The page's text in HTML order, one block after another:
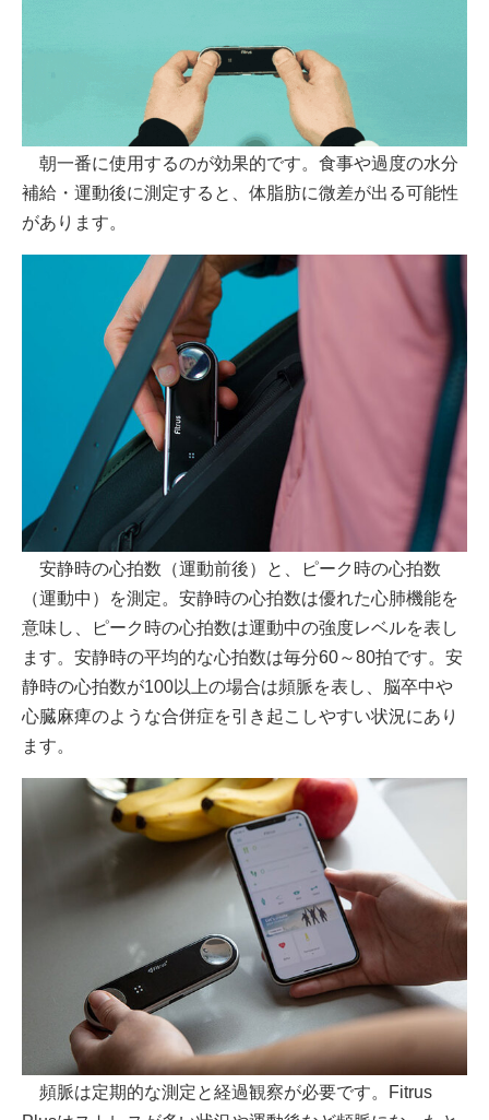
朝一番に使用するのが効果的です。食事や過度の水分
補給・運動後に測定すると、体脂肪に微差が出る可能性
があります。
安静時の心拍数（運動前後）と、ピーク時の心拍数
（運動中）を測定。安静時の心拍数は優れた心肺機能を
意味し、ピーク時の心拍数は運動中の強度レベルを表し
ます。安静時の平均的な心拍数は毎分60～80拍です。安
静時の心拍数が100以上の場合は頻脈を表し、脳卒中や
心臓麻痺のような合併症を引き起こしやすい状況にあり
ます。
頻脈は定期的な測定と経過観察が必要です。Fitrus